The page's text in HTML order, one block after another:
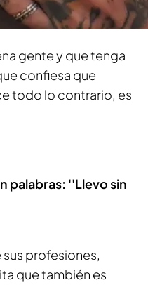
gente y que tenga
confiesa que
todo lo contrario, es
palabras: ''Llevo sin
sus profesiones,
que también es